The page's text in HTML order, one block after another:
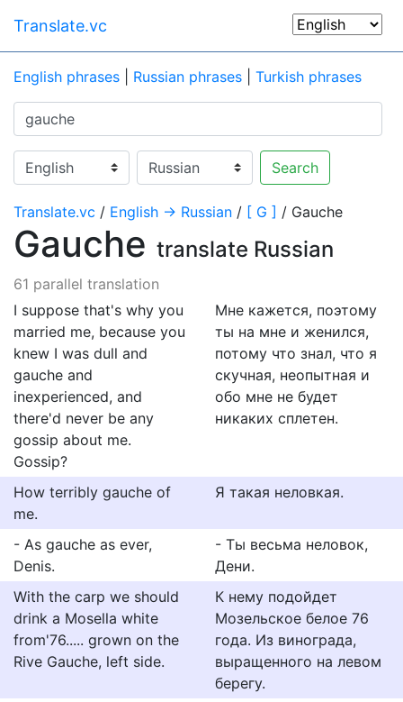
Translate.vc
English phrases Russian phrases Turkish phrases
Search
Translate.vc / English → Russian / [ G ] / Gauche
Gauche translate Russian
61 parallel translation
I suppose that's why you
married me, because you
knew I was dull and
gauche and
inexperienced, and
there'd never be any
gossip about me.
Gossip?
Мне кажется, поэтому
ты на мне и женился,
потому что знал, что я
скучная, неопытная и
обо мне не будет
никаких сплетен.
How terribly gauche of
me.
Я такая неловкая.
- As gauche as ever,
Denis.
- Ты весьма неловок,
Дени.
With the carp we should
drink a Mosella white
from'76..... grown on the
Rive Gauche, left side.
К нему подойдет
Мозельское белое 76
года. Из винограда,
выращенного на левом
берегу.